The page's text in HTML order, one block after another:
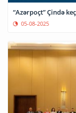
“Azərpoçt” Çində
05-08-2025